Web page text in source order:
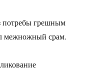
потребы грешным
межножный срам.